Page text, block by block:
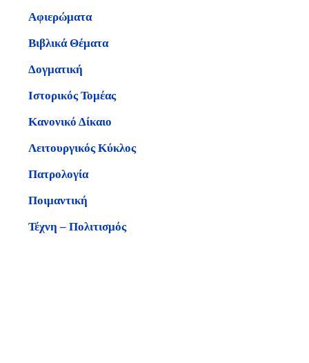
Αφιερώματα
Βιβλικά Θέματα
Δογματική
Ιστορικός Τομέας
Κανονικό Δίκαιο
Λειτουργικός Κύκλος
Πατρολογία
Ποιμαντική
Τέχνη – Πολιτισμός